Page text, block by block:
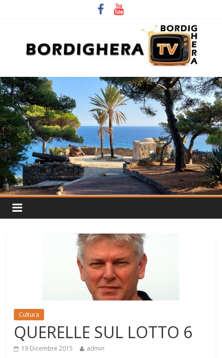
Cultura
QUERELLE SUL LOTTO 6
19 Dicembre 2015 admin